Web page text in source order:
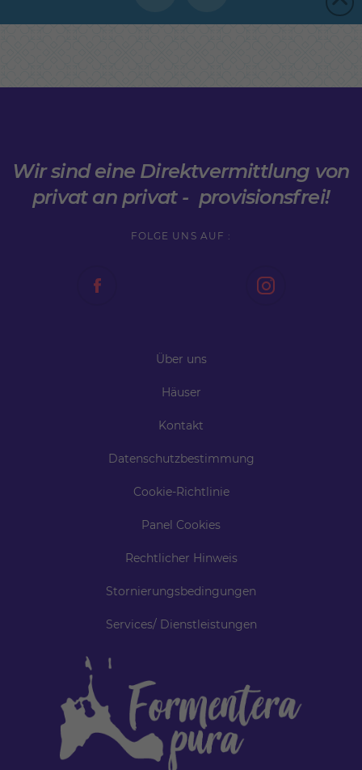
Wir sind eine Direktvermittlung von
privat an privat - provisionsfrei!
FOLGE UNS AUF :
Über uns
Häuser
Kontakt
Datenschutzbestimmung
Cookie-Richtlinie
Panel Cookies
Rechtlicher Hinweis
Stornierungsbedingungen
Services/ Dienstleistungen